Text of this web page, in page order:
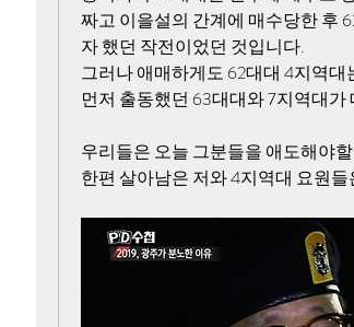
짜고 이을설의 간계에 매수당한 후
자 했던 작전이었던 것입니다.
그러나 애매하게도 62대대 4지역
먼저 출동했던 63대대와 7지역대
우리들은 오늘 그분들을 애도해야
한편 살아남은 저와 4지역대 요원